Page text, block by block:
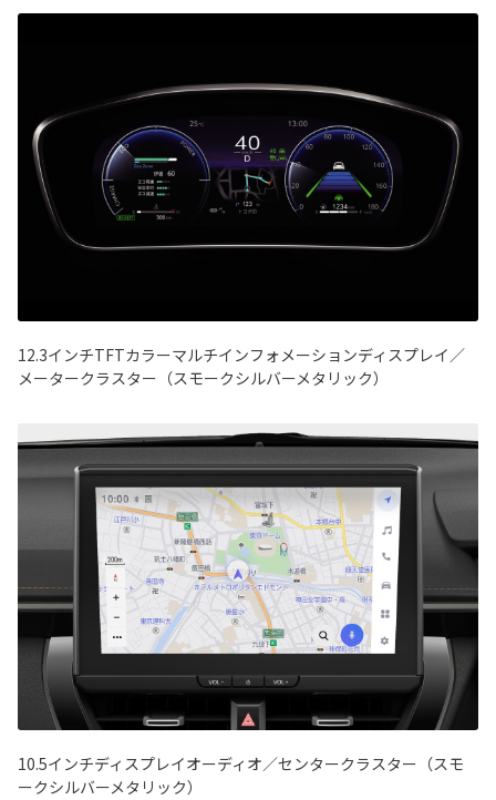
12.3インチTFTカラーマルチインフォメーションディスプレイ／
メータークラスター（スモークシルバーメタリック）
10.5インチディスプレイオーディオ／センタークラスター（スモ
ークシルバーメタリック）